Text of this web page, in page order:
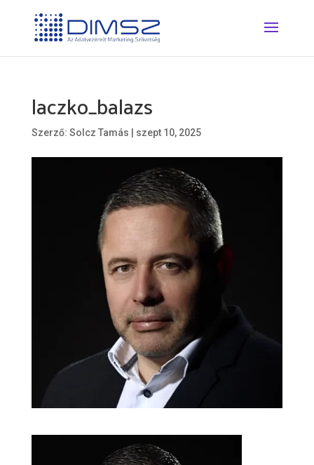
laczko_balazs
Szerző: Solcz Tamás szept 10, 2025